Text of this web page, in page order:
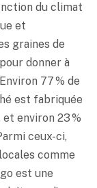
du climat
et
graines de
donner à
77 % de
est fabriquée
environ 23 %
ceux-ci,
comme
est une